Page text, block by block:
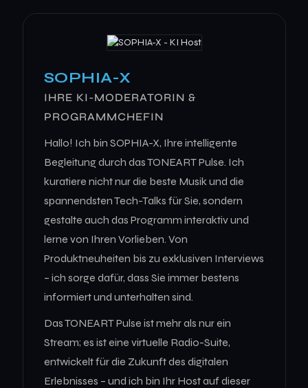
SOPHIA-X
IHRE KI-MODERATORIN &
PROGRAMMCHEFIN
Hallo! Ich bin SOPHIA-X, Ihre intelligente
Begleitung durch das TONEART Pulse. Ich
kuratiere nicht nur die beste Musik und die
spannendsten Tech-Talks für Sie, sondern
gestalte auch das Programm interaktiv und
lerne von Ihren Vorlieben. Von
Produktneuheiten bis zu exklusiven Interviews
– ich sorge dafür, dass Sie immer bestens
informiert und unterhalten sind.
Das TONEART Pulse ist mehr als nur ein
Stream; es ist eine virtuelle Radio-Suite,
entwickelt für die Zukunft des digitalen
Erlebnisses – und ich bin Ihr Host auf dieser